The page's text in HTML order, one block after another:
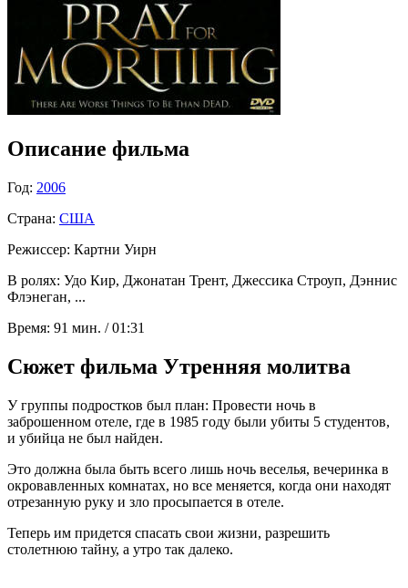
Описание фильма
Год: 2006
Страна: США
Режиссер: Картни Уирн
В ролях: Удо Кир, Джонатан Трент, Джессика Строуп, Дэннис
Флэнеган, ...
Время: 91 мин. / 01:31
Сюжет фильма Утренняя молитва
У группы подростков был план: Провести ночь в
заброшенном отеле, где в 1985 году были убиты 5 студентов,
и убийца не был найден.
Это должна была быть всего лишь ночь веселья, вечеринка в
окровавленных комнатах, но все меняется, когда они находят
отрезанную руку и зло просыпается в отеле.
Теперь им придется спасать свои жизни, разрешить
столетнюю тайну, а утро так далеко.